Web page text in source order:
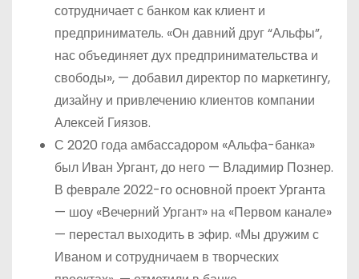
сотрудничает с банком как клиент и
предприниматель. «Он давний друг “Альфы”,
нас объединяет дух предпринимательства и
свободы», — добавил директор по маркетингу,
дизайну и привлечению клиентов компании
Алексей Гиязов.
С 2020 года амбассадором «Альфа-банка»
был Иван Ургант, до него — Владимир Познер.
В феврале 2022-го основной проект Урганта
— шоу «Вечерний Ургант» на «Первом канале»
— перестал выходить в эфир. «Мы дружим с
Иваном и сотрудничаем в творческих